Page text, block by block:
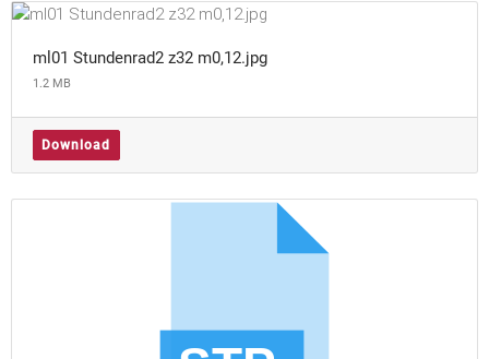
ml01 Stundenrad2 z32 m0,12.jpg
1.2 MB
Download